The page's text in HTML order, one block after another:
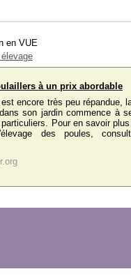
en VUE
à un prix abordable
encore très peu répandue,
son jardin commence à
Pour en savoir
des poules,